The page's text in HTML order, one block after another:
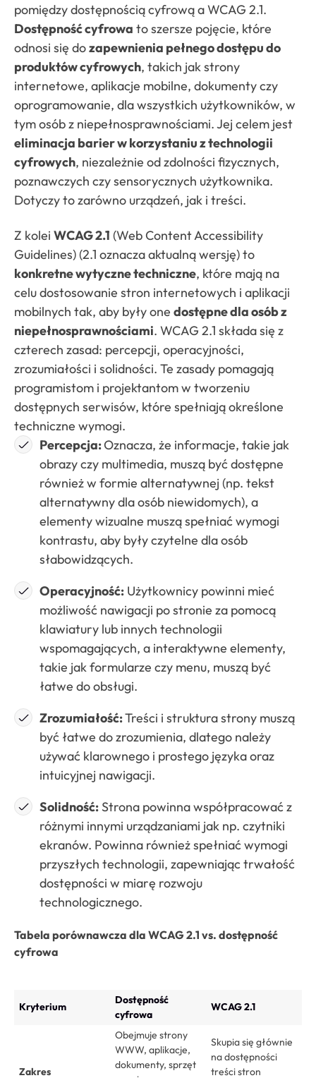
pomiędzy dostępnością cyfrową a WCAG 2.1.
Dostępność cyfrowa to szersze pojęcie, które
odnosi się dozapewnienia pełnego dostępu do
produktów cyfrowych, takich jak strony
internetowe, aplikacje mobilne, dokumenty czy
oprogramowanie, dla wszystkich użytkowników, w
tym osób z niepełnosprawnościami. Jej celem jest
eliminacja barier w korzystaniu z technologii
cyfrowych, niezależnie od zdolności fizycznych,
poznawczych czy sensorycznych użytkownika.
Dotyczy to zarówno urządzeń, jak i treści.
Z kolei WCAG 2.1 (Web Content Accessibility
Guidelines) (2.1 oznacza aktualną wersję) to
konkretne wytyczne techniczne, które mają na
celu dostosowanie stron internetowych i aplikacji
mobilnych tak, aby były one dostępne dla osób z
niepełnosprawnościami. WCAG 2.1 składa się z
czterech zasad: percepcji, operacyjności,
zrozumiałości i solidności. Te zasady pomagają
programistom i projektantom w tworzeniu
dostępnych serwisów, które spełniają określone
techniczne wymogi.
Percepcja:Oznacza, że informacje, takie jak
obrazy czy multimedia, muszą być dostępne
również w formie alternatywnej (np. tekst
alternatywny dla osób niewidomych), a
elementy wizualne muszą spełniać wymogi
kontrastu, aby były czytelne dla osób
słabowidzących.
Operacyjność: Użytkownicy powinni mieć
możliwość nawigacji po stronie za pomocą
klawiatury lub innych technologii
wspomagających, a interaktywne elementy,
takie jak formularze czy menu, muszą być
łatwe do obsługi.
Zrozumiałość:Treści i struktura strony muszą
być łatwe do zrozumienia, dlatego należy
używać klarownego i prostego języka oraz
intuicyjnej nawigacji.
Solidność: Strona powinna współpracować z
różnymi innymi urządzaniami jak np. czytniki
ekranów. Powinna również spełniać wymogi
przyszłych technologii, zapewniając trwałość
dostępności w miarę rozwoju
technologicznego.
Tabela porównawcza dla WCAG 2.1 vs. dostępność
cyfrowa
Kryterium
Dostępność
cyfrowa
WCAG2.1
Zakres
Obejmuje strony
WWW, aplikacje,
dokumenty, sprzęt
Skupia się głównie
na dostępności
treści stron